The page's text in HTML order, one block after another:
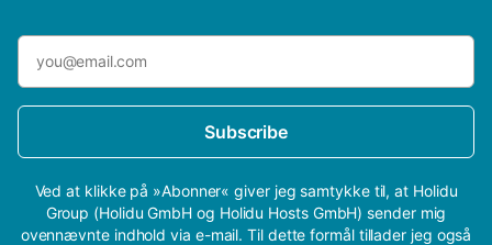
Subscribe
Ved at klikke på »Abonner« giver jeg samtykke til, at Holidu
Group (Holidu GmbH og Holidu Hosts GmbH) sender mig
ovennævnte indhold via e-mail. Til dette formål tillader jeg også